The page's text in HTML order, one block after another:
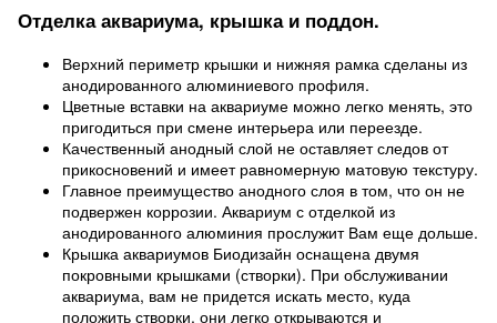
Отделка аквариума, крышка и поддон.
Верхний периметр крышки и нижняя рамка сделаны из
анодированного алюминиевого профиля.
Цветные вставки на аквариуме можно легко менять, это
пригодиться при смене интерьера или переезде.
Качественный анодный слой не оставляет следов от
прикосновений и имеет равномерную матовую текстуру.
Главное преимущество анодного слоя в том, что он не
подвержен коррозии. Аквариум с отделкой из
анодированного алюминия прослужит Вам еще дольше.
Крышка аквариумов Биодизайн оснащена двумя
покровными крышками (створки). При обслуживании
аквариума, вам не придется искать место, куда
положить створки, они легко открываются и